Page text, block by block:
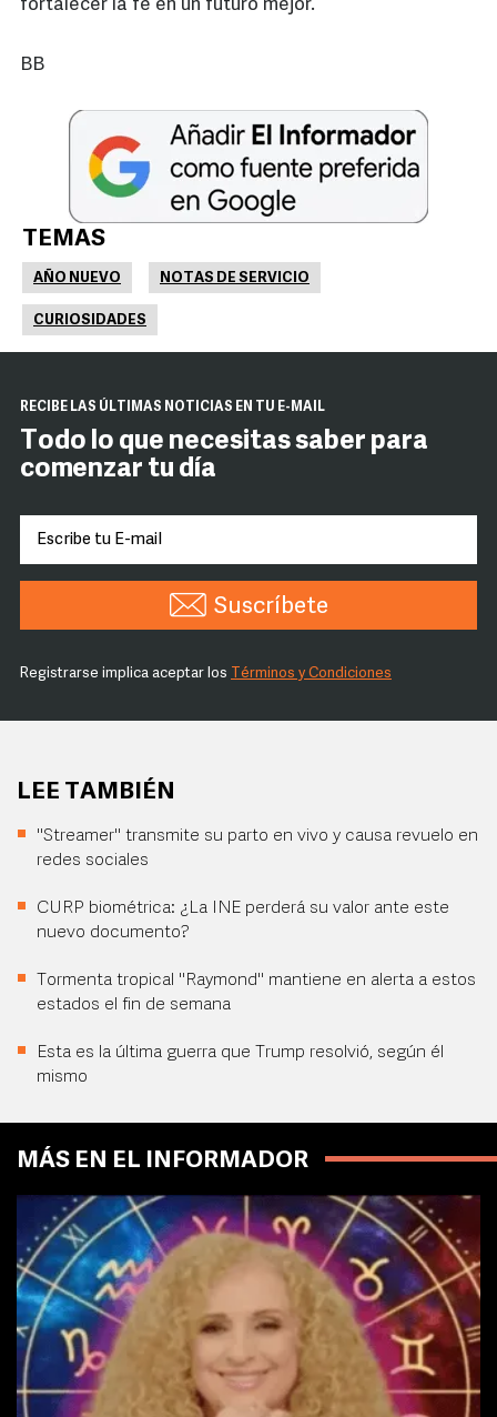
fortalecer la fe en un futuro mejor.
BB
TEMAS
AÑO NUEVO NOTAS DE SERVICIO
CURIOSIDADES
RECIBE LAS ÚLTIMAS NOTICIAS EN TU E-MAIL
Todo lo que necesitas saber para
comenzar tu día
Suscríbete
Registrarse implica aceptar los Términos y Condiciones
LEE TAMBIÉN
"Streamer" transmite su parto en vivo y causa revuelo en
redes sociales
CURP biométrica: ¿La INE perderá su valor ante este
nuevo documento?
Tormenta tropical "Raymond" mantiene en alerta a estos
estados el fin de semana
Esta es la última guerra que Trump resolvió, según él
mismo
MÁS EN EL INFORMADOR